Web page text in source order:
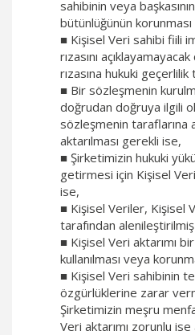
sahibinin veya
bütünlüğünün
■ Kişisel Veri sahibi fiili
rızasını
rızasına hukuki geçerlilik
■ Bir sözleşmenin
doğrudan doğruya ilgili
sözleşmenin taraflarına
aktarılması gerekli ise,
■ Şirketimizin hukuki
getirmesi için Kişisel
ise,
■ Kişisel Veriler, Kişisel
tarafından
■ Kişisel Veri aktarımı
kullanılması veya
■ Kişisel Veri sahibinin
özgürlüklerine zarar
Şirketimizin meşru
Veri aktarımı zorunlu